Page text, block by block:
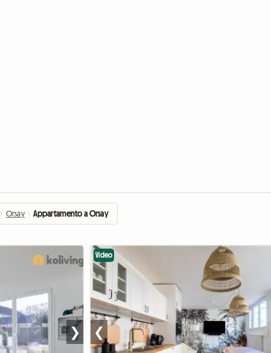
› Orsay › Appartamento a Orsay
❯
Video
❮